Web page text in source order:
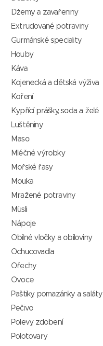
Džemy a zavařeniny
Extrudované potraviny
Gurmánské speciality
Houby
Káva
Kojenecká a dětská výživa
Koření
Kypřící prášky, soda a želé
Luštěniny
Maso
Mléčné výrobky
Mořské řasy
Mouka
Mražené potraviny
Müsli
Nápoje
Obilné vločky a obiloviny
Ochucovadla
Ořechy
Ovoce
Paštiky, pomazánky a saláty
Pečivo
Polevy, zdobení
Polotovary